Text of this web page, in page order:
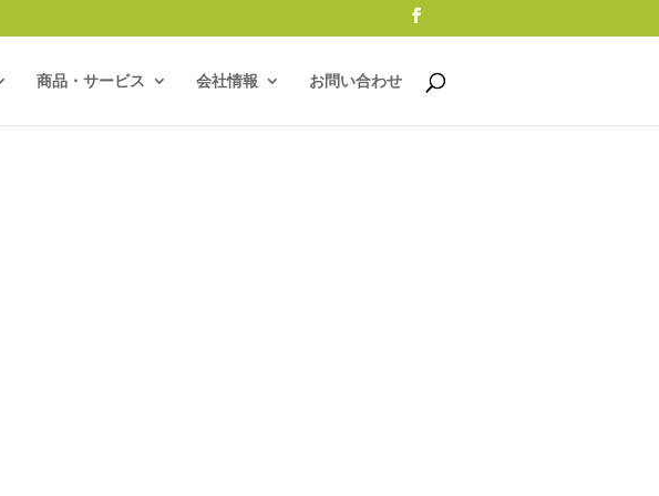
商品・サービス 会社情報 お問い合わせ